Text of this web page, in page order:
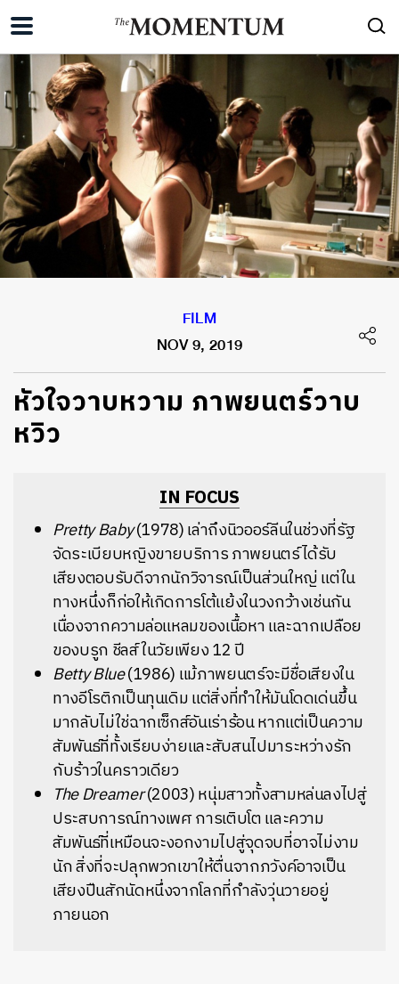
FILM
NOV 9, 2019
หัวใจวาบหวาม ภาพยนตร์วาบ
หวิว
IN FOCUS
Pretty Baby(1978) เล่าถึงนิวออร์ลีนในช่วงที่รัฐ
จัดระเบียบหญิงขายบริการ ภาพยนตร์ได้รับ
เสียงตอบรับดีจากนักวิจารณ์เป็นส่วนใหญ่ แต่ใน
ทางหนึ่งก็ก่อให้เกิดการโต้แย้งในวงกว้างเช่นกัน
เนื่องจากความล่อแหลมของเนื้อหา และฉากเปลือย
ของบรูก ชีลส์ ในวัยเพียง 12 ปี
Betty Blue(1986) แม้ภาพยนตร์จะมีชื่อเสียงใน
ทางอีโรติกเป็นทุนเดิม แต่สิ่งที่ทำให้มันโดดเด่นขึ้น
มากลับไม่ใช่ฉากเซ็กส์อันเร่าร้อน หากแต่เป็นความ
สัมพันธ์ที่ทั้งเรียบง่ายและสับสนไปมาระหว่างรัก
กับร้าวในคราวเดียว
The Dreamer(2003) หนุ่มสาวทั้งสามหล่นลงไปสู่
ประสบการณ์ทางเพศ การเติบโต และความ
สัมพันธ์ที่เหมือนจะงอกงามไปสู่จุดจบที่อาจไม่งาม
นัก สิ่งที่จะปลุกพวกเขาให้ตื่นจากภวังค์อาจเป็น
เสียงปืนสักนัดหนึ่งจากโลกที่กำลังวุ่นวายอยู่
ภายนอก